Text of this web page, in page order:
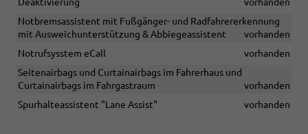
Notbremsassistent mit Fußgänger- und Radfahrererkennung
mit Ausweichunterstützung & Abbiegeassistent
vorhanden
Notrufsysstem eCall
vorhanden
Seitenairbags und Curtainairbags im Fahrerhaus und
Curtainairbags im Fahrgastraum
vorhanden
Spurhalteassistent "Lane Assist"
vorhanden